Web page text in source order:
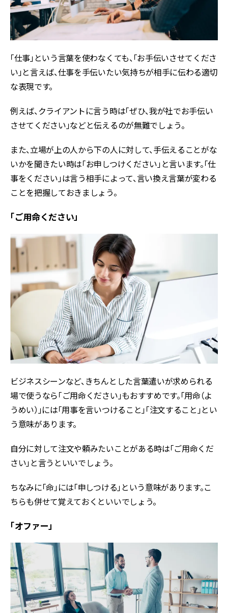
「仕事」という言葉を使わなくても、「お手伝いさせてくださ
い」と言えば、仕事を手伝いたい気持ちが相手に伝わる適切
な表現です。
例えば、クライアントに言う時は「ぜひ、我が社でお手伝い
させてください」などと伝えるのが無難でしょう。
また、立場が上の人から下の人に対して、手伝えることがな
いかを聞きたい時は「お申しつけください」と言います。「仕
事をください」は言う相手によって、言い換え言葉が変わる
ことを把握しておきましょう。
「ご用命ください」
ビジネスシーンなど、きちんとした言葉遣いが求められる
場で使うなら「ご用命ください」もおすすめです。「用命（よ
うめい）」には「用事を言いつけること」「注文すること」とい
う意味があります。
自分に対して注文や頼みたいことがある時は「ご用命くだ
さい」と言うといいでしょう。
ちなみに「命」には「申しつける」という意味があります。こ
ちらも併せて覚えておくといいでしょう。
「オファー」